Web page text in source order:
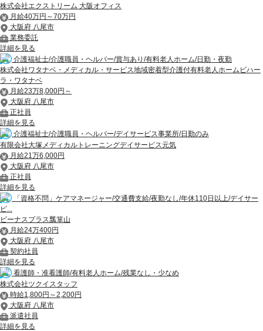
株式会社エクストリーム 大阪オフィス
月給40万円～70万円
大阪府 八尾市
業務委託
詳細を見る
介護福祉士/介護職員・ヘルパー/賞与あり/有料老人ホーム/日勤・夜勤
株式会社ワタナベ・メディカル・サービス地域密着型介護付有料老人ホームビハー
ラ・ワタナベ
月給23万8,000円～
大阪府 八尾市
正社員
詳細を見る
介護福祉士/介護職員・ヘルパー/デイサービス事業所/日勤のみ
有限会社大塚メディカルトレーニングデイサービス元気
月給21万6,000円
大阪府 八尾市
正社員
詳細を見る
「資格不問」ケアマネージャー/交通費支給/夜勤なし/年休110日以上/デイサー
ビ...
ビーナスプラス瓢箪山
月給24万400円
大阪府 八尾市
契約社員
詳細を見る
看護師・准看護師/有料老人ホーム/残業なし・少なめ
株式会社ツクイスタッフ
時給1,800円～2,200円
大阪府 八尾市
派遣社員
詳細を見る